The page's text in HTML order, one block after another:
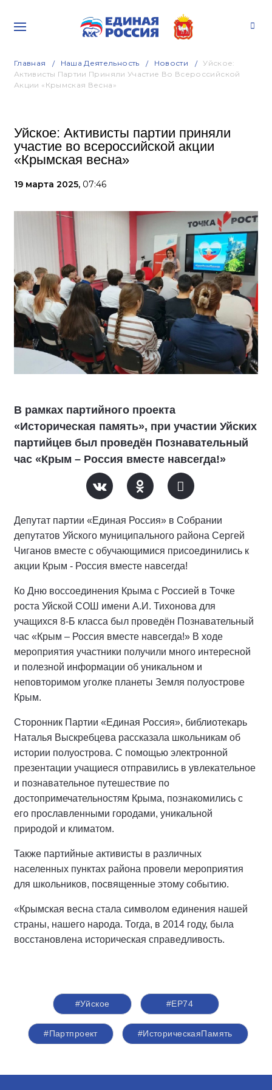
Главная Наша Деятельность Новости
Уйское:
Активисты Партии Приняли Участие Во Всероссийской
Акции «Крымская Весна»
Уйское: Активисты партии приняли
участие во всероссийской акции
«Крымская весна»
19 марта 2025, 07:46
В рамках партийного проекта
«Историческая память», при участии Уйских
партийцев был проведён Познавательный
час «Крым – Россия вместе навсегда!»
Депутат партии «Единая Россия» в Собрании
депутатов Уйского муниципального района Сергей
Чиганов вместе с обучающимися присоединились к
акции Крым - Россия вместе навсегда!
Ко Дню воссоединения Крыма с Россией в Точке
роста Уйской СОШ имени А.И. Тихонова для
учащихся 8-Б класса был проведён Познавательный
час «Крым – Россия вместе навсегда!» В ходе
мероприятия участники получили много интересной
и полезной информации об уникальном и
неповторимом уголке планеты Земля полуострове
Крым.
Сторонник Партии «Единая Россия», библиотекарь
Наталья Выскребцева рассказала школьникам об
истории полуострова. С помощью электронной
презентации учащиеся отправились в увлекательное
и познавательное путешествие по
достопримечательностям Крыма, познакомились с
его прославленными городами, уникальной
природой и климатом.
Также партийные активисты в различных
населенных пунктах района провели мероприятия
для школьников, посвященные этому событию.
«Крымская весна стала символом единения нашей
страны, нашего народа. Тогда, в 2014 году, была
восстановлена историческая справедливость.
#Уйское #ЕР74
#Партпроект #ИсторическаяПамять